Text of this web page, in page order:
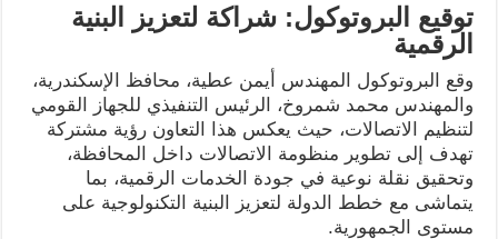
توقيع البروتوكول: شراكة لتعزيز البنية
الرقمية
وقع البروتوكول المهندس أيمن عطية، محافظ الإسكندرية،
والمهندس محمد شمروخ، الرئيس التنفيذي للجهاز القومي
لتنظيم الاتصالات، حيث يعكس هذا التعاون رؤية مشتركة
تهدف إلى تطوير منظومة الاتصالات داخل المحافظة،
وتحقيق نقلة نوعية في جودة الخدمات الرقمية، بما
يتماشى مع خطط الدولة لتعزيز البنية التكنولوجية على
مستوى الجمهورية.